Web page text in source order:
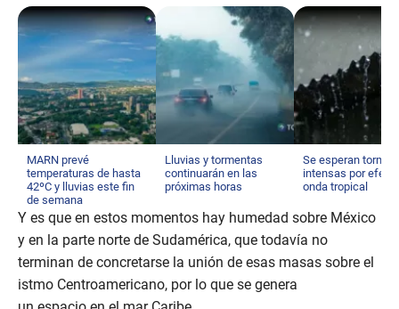
MARN prevé
temperaturas de hasta
42ºC y lluvias este fin
de semana
Lluvias y tormentas
continuarán en las
próximas horas
Se esperan
intensas por
onda tropical
Y es que en estos momentos hay humedad sobre México
y en la parte norte de Sudamérica, que todavía no
terminan de concretarse la unión de esas masas sobre el
istmo Centroamericano, por lo que se genera